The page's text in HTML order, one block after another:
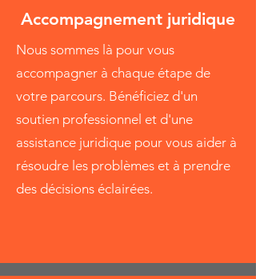
Accompagnement juridique
Nous sommes là pour vous
accompagner à chaque étape de
votre parcours. Bénéficiez d'un
soutien professionnel et d'une
assistance juridique pour vous aider à
résoudre les problèmes et à prendre
des décisions éclairées.